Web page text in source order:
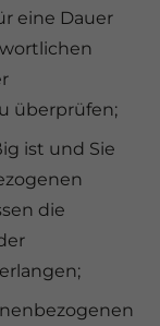
eine Dauer
überprüfen;
ist und Sie
die